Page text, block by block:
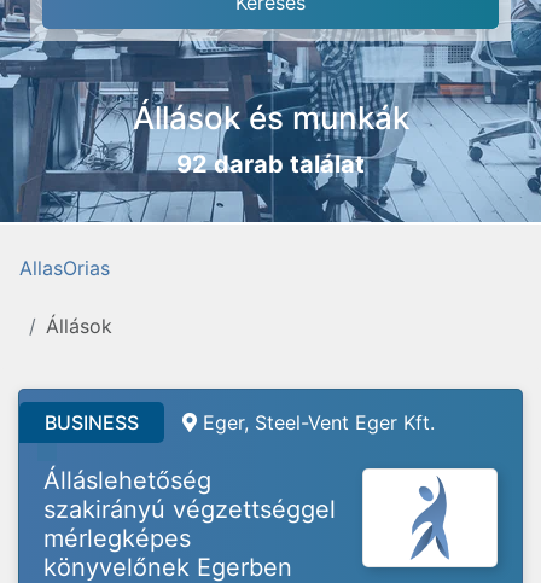
Állások és munkák
92 darab találat
AllasOrias
Állások
BUSINESS Eger, Steel-Vent Eger Kft.
Álláslehetőség
szakirányú végzettséggel
mérlegképes
könyvelőnek Egerben